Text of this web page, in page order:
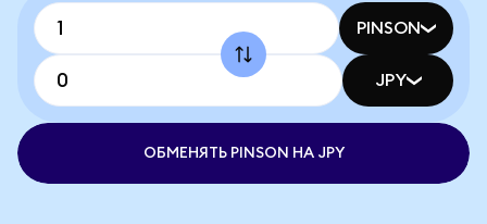
PINSON
JPY
ОБМЕНЯТЬ PINSON НА JPY